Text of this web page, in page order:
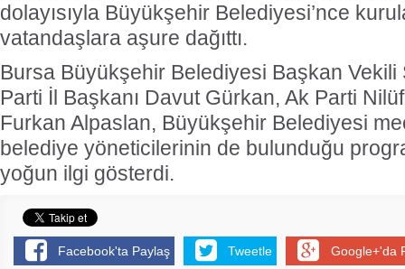
dolayısıyla Büyükşehir Belediyesi’nce
vatandaşlara aşure dağıttı.
Bursa Büyükşehir Belediyesi Başkan Vekili
Parti İl Başkanı Davut Gürkan, Ak Parti
Furkan Alpaslan, Büyükşehir Belediyesi
belediye yöneticilerinin de bulunduğu
yoğun ilgi gösterdi.
Facebook'ta Paylaş Tweetle Google+'da